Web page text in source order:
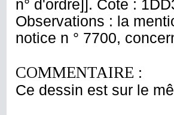
n° d'ordre]]. Cote :
Observations : la
notice n ° 7700,
COMMENTAIRE :
Ce dessin est sur le